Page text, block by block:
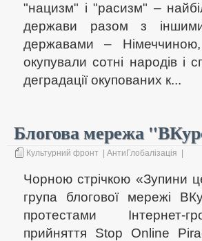
"нацизм" і "расизм" –
держави разом з іншими
державами –
окупували сотні народів і
деградації окупованих к...
Блогова мережа
Культурний фронт АнтиГлобалізація
Чорною стрічкою «Зупини
група блогової мережі
протестами Інтернет-
прийняття Stop Online